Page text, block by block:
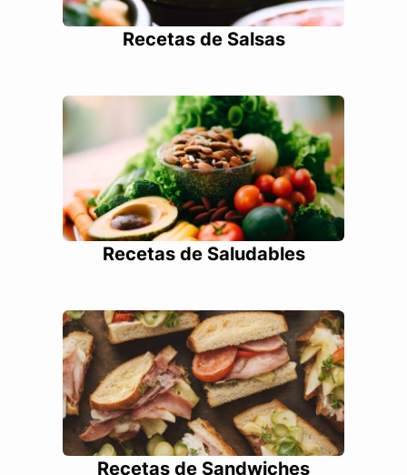
Recetas de Salsas
Recetas de Saludables
Recetas de Sandwiches